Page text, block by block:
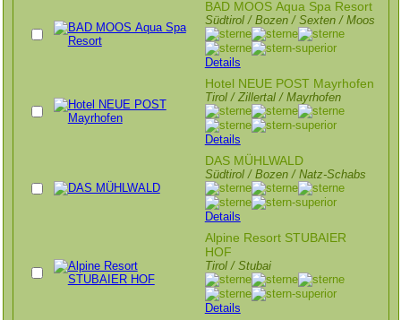
BAD MOOS Aqua Spa Resort
Südtirol / Bozen / Sexten / Moos
Details
Hotel NEUE POST Mayrhofen
Tirol / Zillertal / Mayrhofen
Details
DAS MÜHLWALD
Südtirol / Bozen / Natz-Schabs
Details
Alpine Resort STUBAIER
HOF
Tirol / Stubai
Details